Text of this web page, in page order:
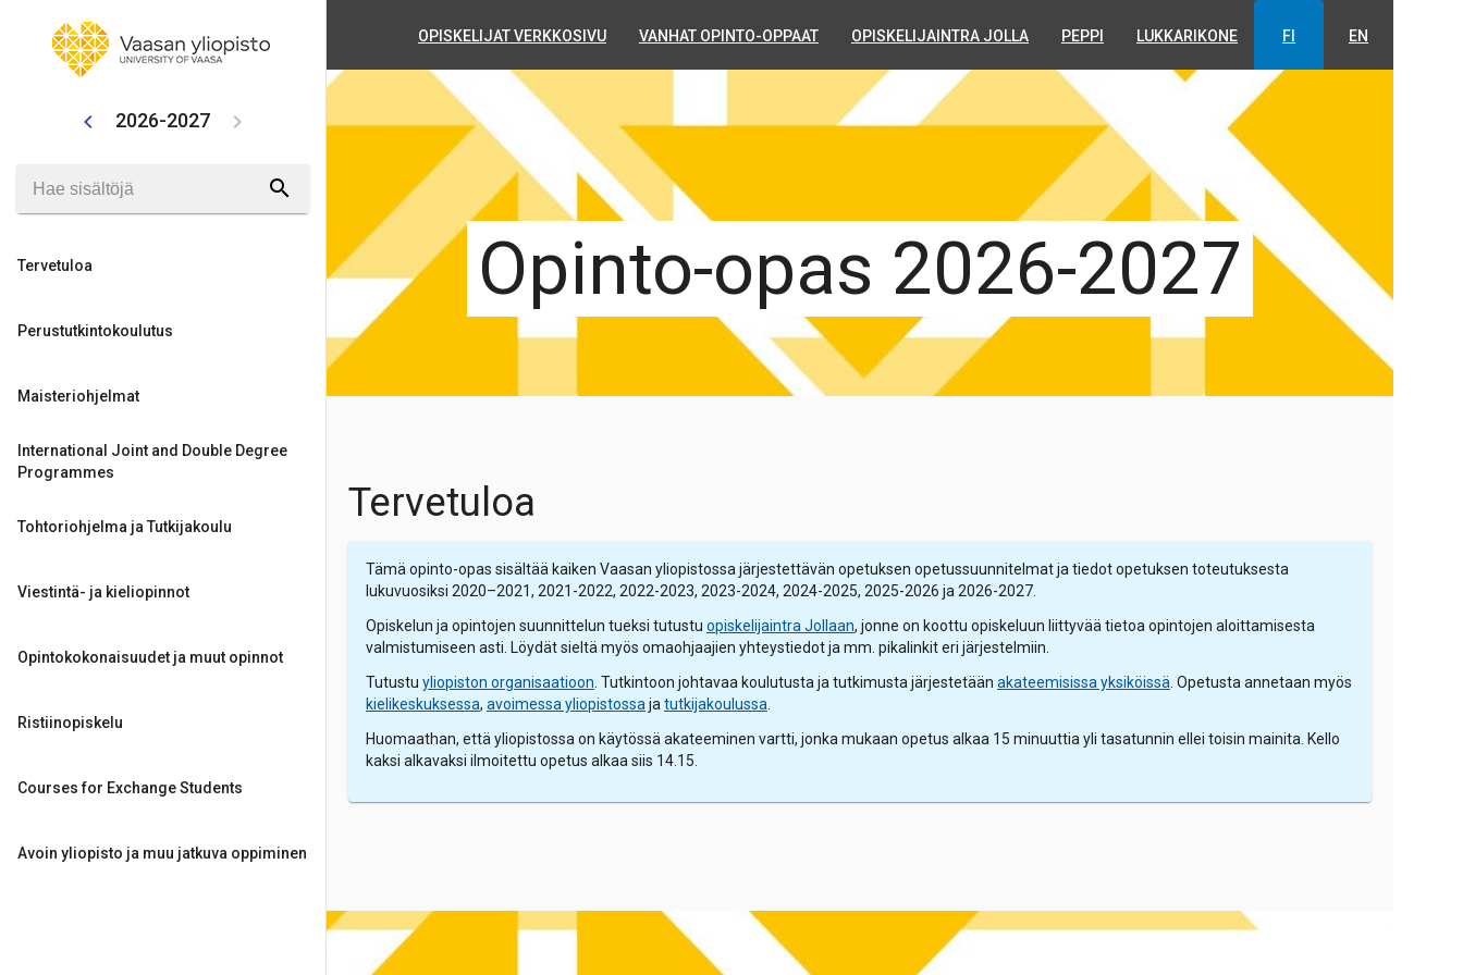
chevron_left 2026-2027 chevron_right
search
Tervetuloa
Perustutkintokoulutus
Maisteriohjelmat
International Joint and Double Degree
Programmes
Tohtoriohjelma ja Tutkijakoulu
Viestintä- ja kieliopinnot
Opintokokonaisuudet ja muut opinnot
Ristiinopiskelu
Courses for Exchange Students
Avoin yliopisto ja muu jatkuva oppiminen
OPISKELIJAT VERKKOSIVU VANHAT OPINTO-OPPAAT OPISKELIJAINTRA JOLLA PEPPI LUKKARIKONE FI EN
Opinto-opas 2026-2027
Tervetuloa
Tämä opinto-opas sisältää kaiken Vaasan yliopistossa järjestettävän opetuksen opetussuunnitelmat ja tiedot opetuksen toteutuksesta
lukuvuosiksi 2020–2021, 2021-2022, 2022-2023, 2023-2024, 2024-2025, 2025-2026 ja 2026-2027.
Opiskelun ja opintojen suunnittelun tueksi tutustu opiskelijaintra Jollaan, jonne on koottu opiskeluun liittyvää tietoa opintojen aloittamisesta
valmistumiseen asti. Löydät sieltä myös omaohjaajien yhteystiedot ja mm. pikalinkit eri järjestelmiin.
Tutustu yliopiston organisaatioon . Tutkintoon johtavaa koulutusta ja tutkimusta järjestetään akateemisissa yksiköissä . Opetusta annetaan myös
kielikeskuksessa, avoimessa yliopistossa ja tutkijakoulussa
Huomaathan, että yliopistossa on käytössä akateeminen vartti, jonka mukaan opetus alkaa 15 minuuttia yli tasatunnin ellei toisin mainita. Kello
kaksi alkavaksi ilmoitettu opetus alkaa siis 14.15.